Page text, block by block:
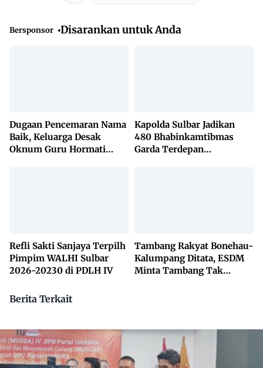
Bersponsor Disarankan untuk Anda
Dugaan Pencemaran Nama
Baik, Keluarga Desak
Oknum Guru Hormati
Kapolda Sulbar Jadikan
480 Bhabinkamtibmas
Garda Terdepan
Refli Sakti Sanjaya Terpilh
Pimpim WALHI Sulbar
2026-20230 di PDLH IV
Tambang Rakyat Bonehau-
Kalumpang Ditata, ESDM
Minta Tambang Tak
Berita Terkait